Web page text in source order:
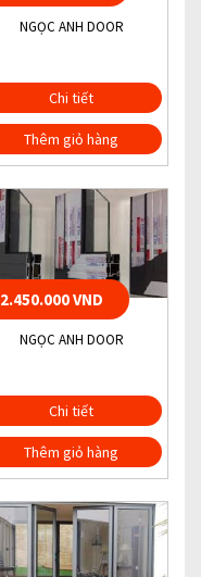
NGỌC ANH DOOR
Chi tiết
Thêm giỏ hàng
2.450.000 VND
NGỌC ANH DOOR
Chi tiết
Thêm giỏ hàng